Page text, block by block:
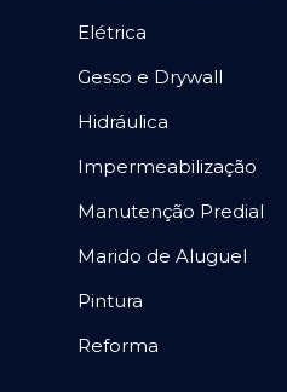
Elétrica
Gesso e Drywall
Hidráulica
Impermeabilização
Manutenção Predial
Marido de Aluguel
Pintura
Reforma